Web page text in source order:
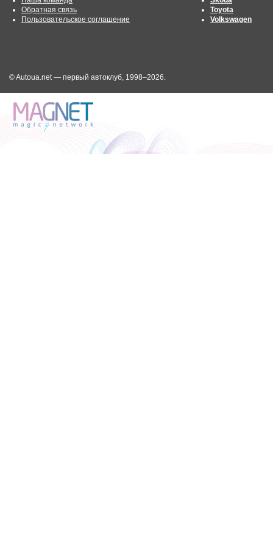
Обратная связь
Пользовательское соглашение
Toyota
Volkswagen
© Autoua.net — первый автоклуб, 1998–2026.